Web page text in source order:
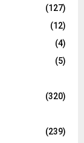
(127)
(12)
(4)
(5)
(320)
(239)